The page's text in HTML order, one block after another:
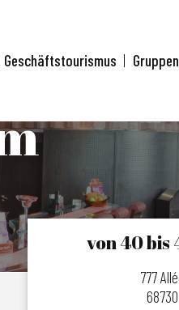
Geschäftstourismus Gruppen
von 40 bis
777